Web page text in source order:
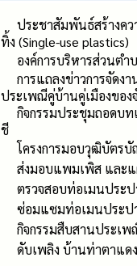
ประชาสัมพันธ์สร้างค
ทิ้ง (Single-use plastics)
องค์การบริหารส่วนต
การแถลงข่าวการจัด
ประเพณีคู่บ้านคู่เมืองของ
กิจกรรมประชุมถอดบท
ชี
โครงการมอบวุฒิบัตร
ส่งมอบแพมเพิส และแ
ตรวจสอบท่อเมนประ
ซ่อมแซมท่อเมนประ
กิจกรรมสืบสานประเ
ดับเพลิง บ้านท่าตาแด